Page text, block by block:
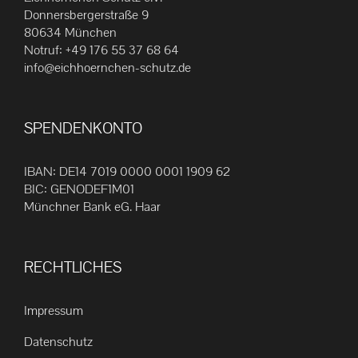
Die
können
auf
Produktseite
gewählt
Donnersbergerstraße 9
80634 München
Notruf: +49 176 55 37 68 64
info@eichhoernchen-schutz.de
SPENDENKONTO
IBAN: DE14 7019 0000 0001 1909 62
BIC: GENODEF1M01
Münchner Bank eG. Haar
RECHTLICHES
Impressum
Datenschutz